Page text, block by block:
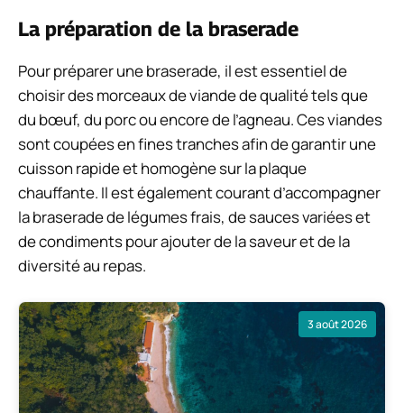
La préparation de la braserade
Pour préparer une braserade, il est essentiel de
choisir des morceaux de viande de qualité tels que
du bœuf, du porc ou encore de l’agneau. Ces viandes
sont coupées en fines tranches afin de garantir une
cuisson rapide et homogène sur la plaque
chauffante. Il est également courant d’accompagner
la braserade de légumes frais, de sauces variées et
de condiments pour ajouter de la saveur et de la
diversité au repas.
3 août 2026